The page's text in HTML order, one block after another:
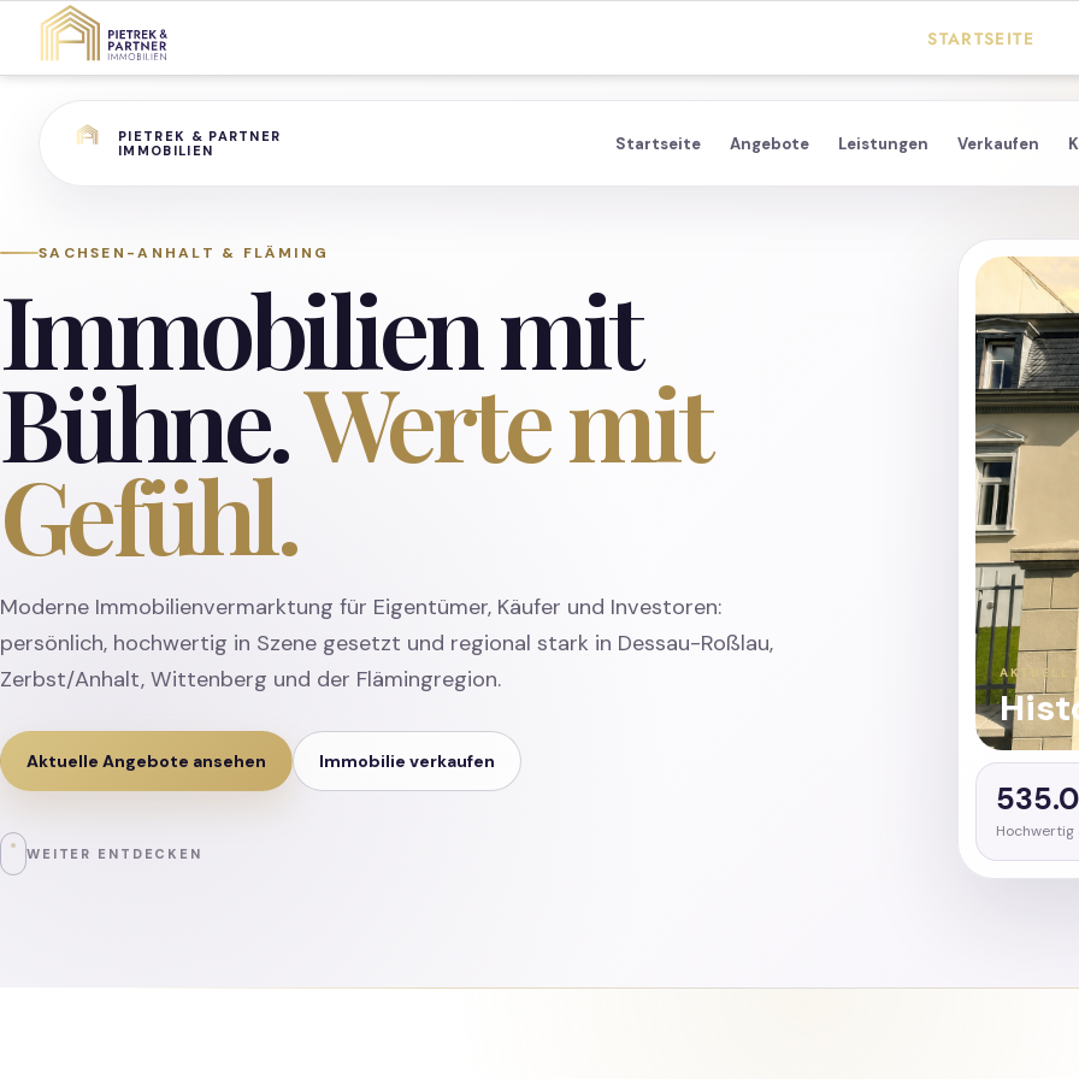
STARTSEITE
immobilienmakler-
immobilienmakler-
Immobilienmakler
Immobilie
Immobilie
Objekt News
PIETREK & PARTNER
IMMOBILIEN
Startseite Angebote Leistungen Verkaufen
SACHSEN-ANHALT & FLÄMING
Immobilien mit
Bühne.Werte mit
Gefühl.
Moderne Immobilienvermarktung für Eigentümer, Käufer und Investoren:
persönlich, hochwertig in Szene gesetzt und regional stark in Dessau-Roßlau,
Zerbst/Anhalt, Wittenberg und der Flämingregion.
Aktuelle Angebote ansehen Immobilie verkaufen
WEITER ENTDECKEN
AKTUELL
Hochwertig